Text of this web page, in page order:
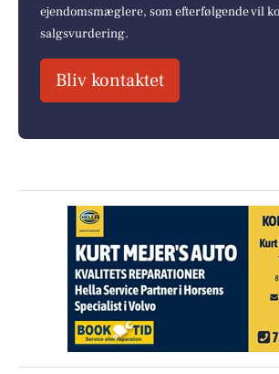
ejendomsmæglere, som efterfølgende vil
salgsvurdering.
Bliv kontaktet